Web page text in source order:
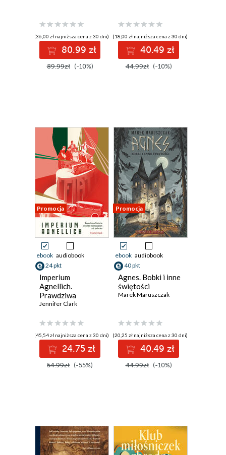
(36,00 zł najniższa cena z 30 dni)
80.99 zł
89.99zł (-10%)
(18,00 zł najniższa cena z 30 dni)
40.49 zł
44.99zł (-10%)
Promocja
ebook audiobook
24 pkt
Imperium
Agnellich.
Prawdziwa
historia rodziny
państwo
Jennifer Clark
(45,54 zł najniższa cena z 30 dni)
24.75 zł
54.99zł (-55%)
Promocja
ebook audiobook
40 pkt
Agnes. Bobki i inne
świętości
Marek Maruszczak
(20,25 zł najniższa cena z 30 dni)
40.49 zł
44.99zł (-10%)